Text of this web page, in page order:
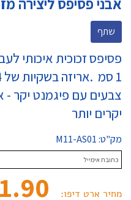
שתף
1 סמ .אריזה בשקיות של 1/4 ק"ג, כ 320-330 אבנים
צבעים עם פיגמנט יקר -
יקרים יותר
מק"ט:M11-AS01
מחיר ארט דיפו: ₪‎